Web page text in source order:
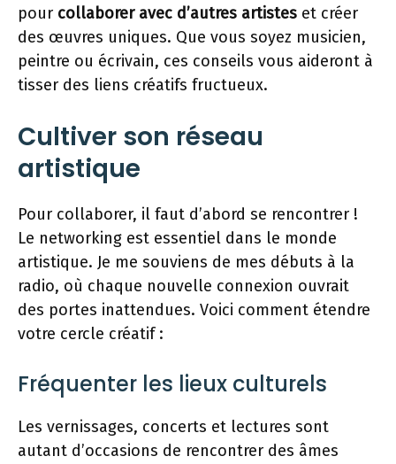
pour collaborer avec d’autres artistes et créer
des œuvres uniques. Que vous soyez musicien,
peintre ou écrivain, ces conseils vous aideront à
tisser des liens créatifs fructueux.
Cultiver son réseau
artistique
Pour collaborer, il faut d’abord se rencontrer !
Le networking est essentiel dans le monde
artistique. Je me souviens de mes débuts à la
radio, où chaque nouvelle connexion ouvrait
des portes inattendues. Voici comment étendre
votre cercle créatif :
Fréquenter les lieux culturels
Les vernissages, concerts et lectures sont
autant d’occasions de rencontrer des âmes